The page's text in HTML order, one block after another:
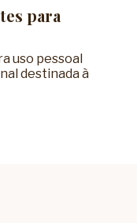
para
uso pessoal
destinada à